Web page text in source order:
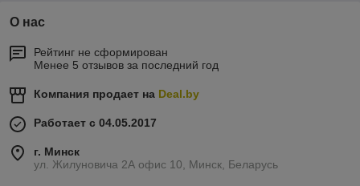
О нас
Рейтинг не сформирован
Менее 5 отзывов за последний год
Компания продает на Deal.by
Работает с 04.05.2017
г. Минск
ул. Жилуновича 2А офис 10, Минск, Беларусь